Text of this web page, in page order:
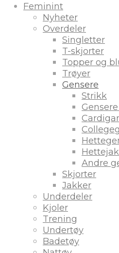
Feminint
Nyheter
Overdeler
Singletter
T-skjorter
Topper og
Trøyer
Gensere
Strikk
Andre
Skjorter
Jakker
Underdeler
Kjoler
Trening
Undertøy
Badetøy